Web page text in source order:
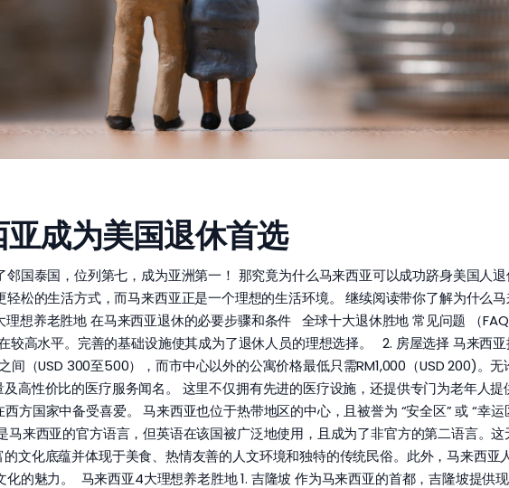
成为美国退休首选
国泰国，位列第七，成为亚洲第一！ 那究竟为什么马来西亚可以成功跻身美国人
松的生活方式，而马来西亚正是一个理想的生活环境。 继续阅读带你了解为什么
想养老胜地 在马来西亚退休的必要步骤和条件 全球十大退休胜地 常见问题 （
较高水平。完善的基础设施使其成为了退休人员的理想选择。 2. 房屋选择 马来西
间（USD 300至500），而市中心以外的公寓价格最低只需RM1,000（USD 200)。
高性价比的医疗服务闻名。 这里不仅拥有先进的医疗设施，还提供专门为老年人
方国家中备受喜爱。 马来西亚也位于热带地区的中心，且被誉为 “安全区” 或 “幸
来西亚的官方语言，但英语在该国被广泛地使用，且成为了非官方的第二语言。
文化底蕴并体现于美食、热情友善的人文环境和独特的传统民俗。此外，马来西亚
的魅力。 马来西亚4大理想养老胜地 1. 吉隆坡 作为马来西亚的首都，吉隆坡提供